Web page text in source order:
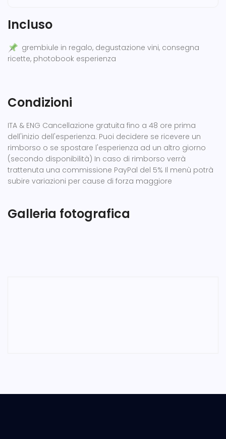
Incluso
grembiule in regalo, degustazione vini, consegna
ricette, photobook esperienza
Condizioni
ITA & ENG Cancellazione gratuita fino a 48 ore prima
dell'inizio dell'esperienza. Puoi decidere se ricevere un
rimborso o se spostare l'esperienza ad un altro giorno
(secondo disponibilità) In caso di rimborso verrà
trattenuta una commissione PayPal del 5% Il menù potrà
subire variazioni per cause di forza maggiore
Galleria fotografica